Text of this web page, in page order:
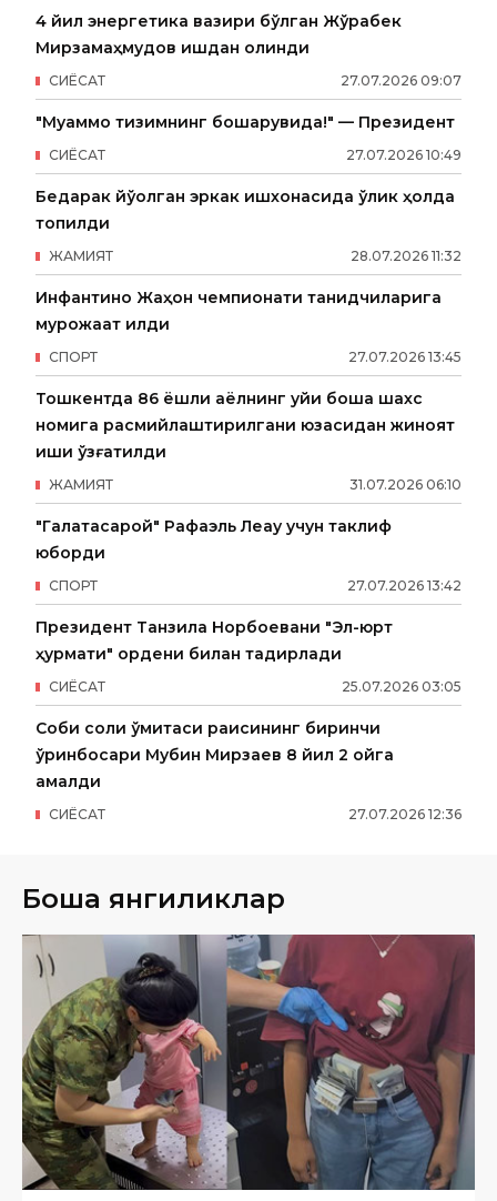
4 йил энергетика вазири бўлган Жўрабек
Мирзамаҳмудов ишдан олинди
27.07.2026 09:07
СИËСАТ
"Муаммо тизимнинг бошқарувида!" — Президент
27.07.2026 10:49
СИËСАТ
Бедарак йўқолган эркак ишхонасида ўлик ҳолда
топилди
28.07.2026 11:32
ЖАМИЯТ
Инфантино Жаҳон чемпионати танқидчиларига
мурожаат қилди
27.07.2026 13:45
СПОРТ
Тошкентда 86 ёшли аёлнинг уйи бошқа шахс
номига расмийлаштирилгани юзасидан жиноят
иши қўзғатилди
31.07.2026 06:10
ЖАМИЯТ
"Галатасарой" Рафаэль Леау учун таклиф
юборди
27.07.2026 13:42
СПОРТ
Президент Танзила Норбоевани "Эл-юрт
ҳурмати" ордени билан тақдирлади
25.07.2026 03:05
СИËСАТ
Собиқ солиқ қўмитаси раисининг биринчи
ўринбосари Мубин Мирзаев 8 йил 2 ойга
қамалди
27.07.2026 12:36
СИËСАТ
Бошқа янгиликлар